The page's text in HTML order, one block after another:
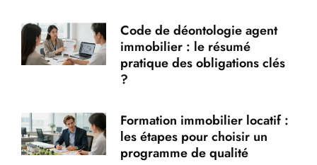
Code de déontologie agent
immobilier : le résumé
pratique des obligations clés
?
Formation immobilier locatif :
les étapes pour choisir un
programme de qualité